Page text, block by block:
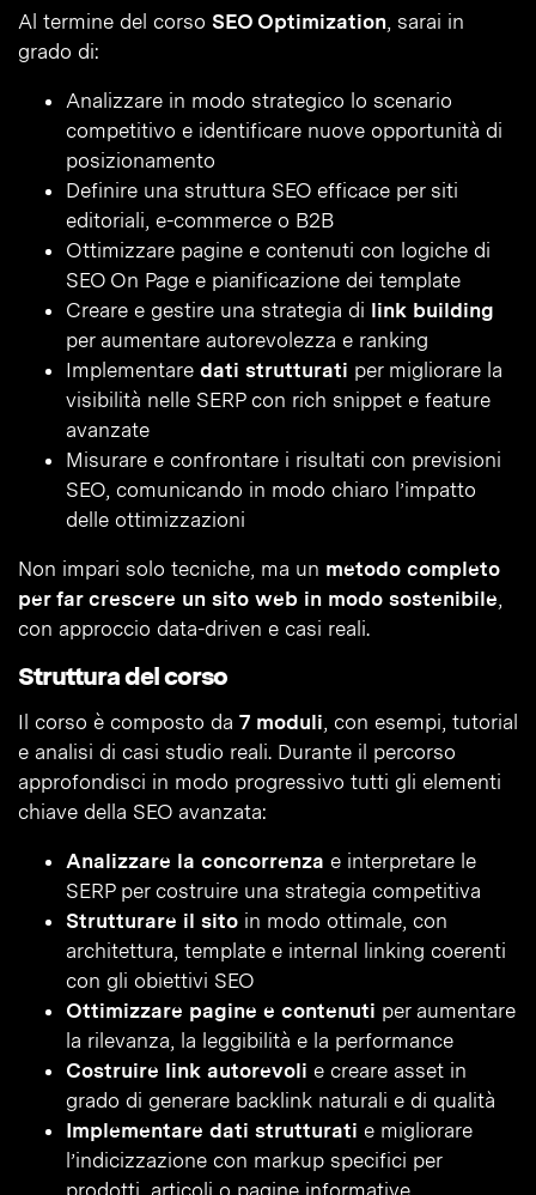
Al termine del corso SEO Optimization, sarai in
grado di:
Analizzare in modo strategico lo scenario
competitivo e identificare nuove opportunità di
posizionamento
Definire una struttura SEO efficace per siti
editoriali, e-commerce o B2B
Ottimizzare pagine e contenuti con logiche di
SEO On Page e pianificazione dei template
Creare e gestire una strategia di link building
per aumentare autorevolezza e ranking
Implementare dati strutturati per migliorare la
visibilità nelle SERP con rich snippet e feature
avanzate
Misurare e confrontare i risultati con previsioni
SEO, comunicando in modo chiaro l’impatto
delle ottimizzazioni
Non impari solo tecniche, ma un metodo completo
per far crescere un sito web in modo sostenibile,
con approccio data-driven e casi reali.
Struttura del corso
Il corso è composto da 7 moduli, con esempi, tutorial
e analisi di casi studio reali. Durante il percorso
approfondisci in modo progressivo tutti gli elementi
chiave della SEO avanzata:
Analizzare la concorrenza e interpretare le
SERP per costruire una strategia competitiva
Strutturare il sito in modo ottimale, con
architettura, template e internal linking coerenti
con gli obiettivi SEO
Ottimizzare pagine e contenuti per aumentare
la rilevanza, la leggibilità e la performance
Costruire link autorevoli e creare asset in
grado di generare backlink naturali e di qualità
Implementare dati strutturati e migliorare
l’indicizzazione con markup specifici per